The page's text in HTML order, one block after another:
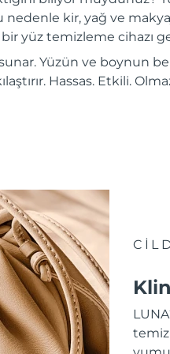
kir, yağ ve makyaj
yüz temizleme cihazı
Yüzün ve boynun
Hassas. Etkili.
LUNA